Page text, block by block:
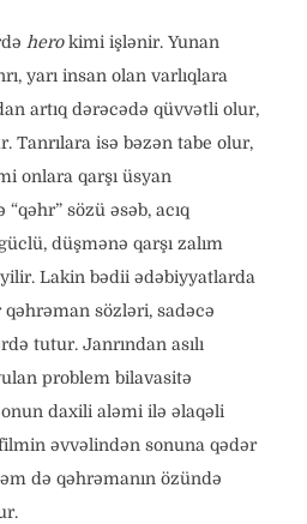
herokimi işlənir. Yunan
yarı insan olan varlıqlara
artıq dərəcədə qüvvətli olur,
Tanrılara isə bəzən tabe olur,
onlara qarşı üsyan
sözü əsəb, acıq
düşmənə qarşı zalım
Lakin bədii ədəbiyyatlarda
sözləri, sadəcə
tutur. Janrından asılı
problem bilavasitə
onun daxili aləmi ilə əlaqəli
əvvəlindən sonuna qədər
də qəhrəmanın özündə